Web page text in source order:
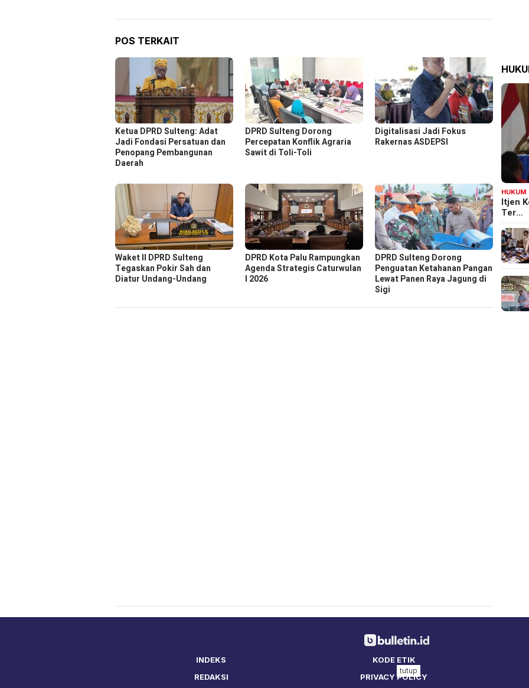
POS TERKAIT
Ketua DPRD Sulteng: Adat
Jadi Fondasi Persatuan dan
Penopang Pembangunan
Daerah
DPRD Sulteng Dorong
Percepatan Konflik Agraria
Sawit di Toli-Toli
Digitalisasi Jadi Fokus
Rakernas ASDEPSI
Waket ll DPRD Sulteng
Tegaskan Pokir Sah dan
Diatur Undang-Undang
DPRD Kota Palu Rampungkan
Agenda Strategis Caturwulan
I 2026
DPRD Sulteng Dorong
Penguatan Ketahanan Pangan
Lewat Panen Raya Jagung di
Sigi
HUKUM
Itjen
Ter…
INDEKS
KODE ETIK
REDAKSI
PRIVACY POLICY
tutup